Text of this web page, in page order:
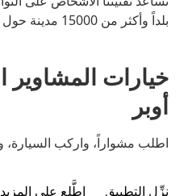
بلداً وأكثر من 15000 مدينة حول العالم.
خيارات المشاوير
أوبر
اطلب مشواراً، واركب السيارة،
نزِّل التطبيق اطَّلِع على